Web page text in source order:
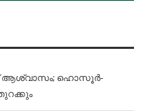
ആശ്വാസം; ഹൊസൂര്‍-